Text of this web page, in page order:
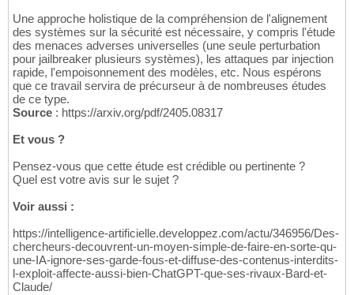
Une approche holistique de la compréhension de l'alignement
des systèmes sur la sécurité est nécessaire, y compris l'étude
des menaces adverses universelles (une seule perturbation
pour jailbreaker plusieurs systèmes), les attaques par injection
rapide, l'empoisonnement des modèles, etc. Nous espérons
que ce travail servira de précurseur à de nombreuses études
de ce type.
Source : https://arxiv.org/pdf/2405.08317
Et vous ?
Pensez-vous que cette étude est crédible ou pertinente ?
Quel est votre avis sur le sujet ?
Voir aussi :
https://intelligence-artificielle.developpez.com/actu/346956/Des-
chercheurs-decouvrent-un-moyen-simple-de-faire-en-sorte-qu-
une-IA-ignore-ses-garde-fous-et-diffuse-des-contenus-interdits-
l-exploit-affecte-aussi-bien-ChatGPT-que-ses-rivaux-Bard-et-
Claude/